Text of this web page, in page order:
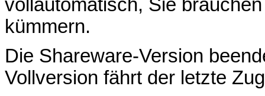
vollautomatisch, Sie
kümmern.
Die Shareware-Version
Vollversion fährt der letzte